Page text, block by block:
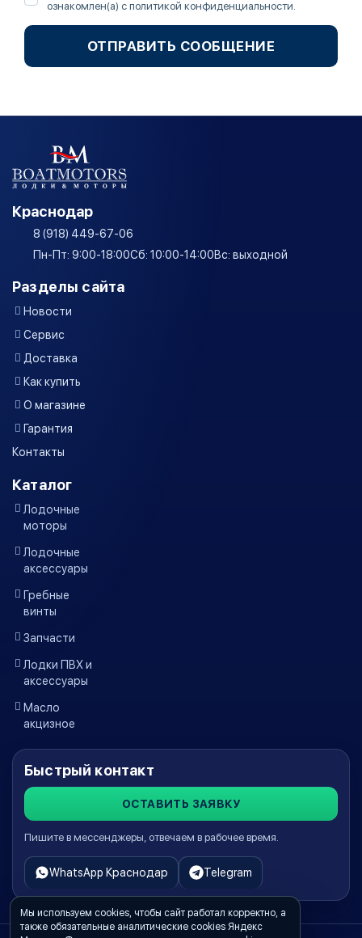
ознакомлен(а) с политикой конфиденциальности
ОТПРАВИТЬ СООБЩЕНИЕ
Краснодар
8 (918) 449-67-06
Пн-Пт: 9:00-18:00Сб: 10:00-14:00Вс: выходной
Разделы сайта
Новости
Сервис
Доставка
Как купить
О магазине
Гарантия
Контакты
Каталог
Лодочные
моторы
Лодочные
аксессуары
Гребные
винты
Запчасти
Лодки ПВХ и
аксессуары
Масло
акцизное
Быстрый контакт
ОСТАВИТЬ ЗАЯВКУ
Пишите в мессенджеры, отвечаем в рабочее время.
WhatsApp Краснодар Telegram
Мы используем cookies, чтобы сайт работал корректно, а
также обязательные аналитические cookies Яндекс